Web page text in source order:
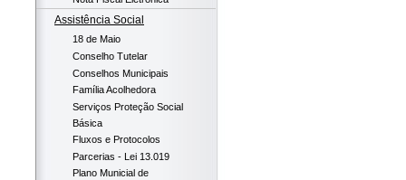
Assistência Social
18 de Maio
Conselho Tutelar
Conselhos Municipais
Família Acolhedora
Serviços Proteção Social
Básica
Fluxos e Protocolos
Parcerias - Lei 13.019
Plano Municial de